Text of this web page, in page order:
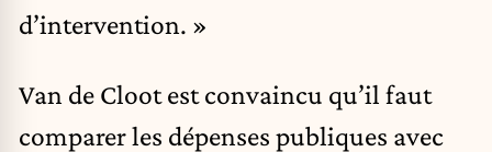
d’intervention. »
Van de Cloot est convaincu qu’il faut
comparer les dépenses publiques avec